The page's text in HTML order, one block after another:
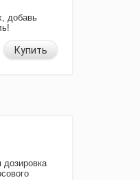
добавь
Купить
дозировка